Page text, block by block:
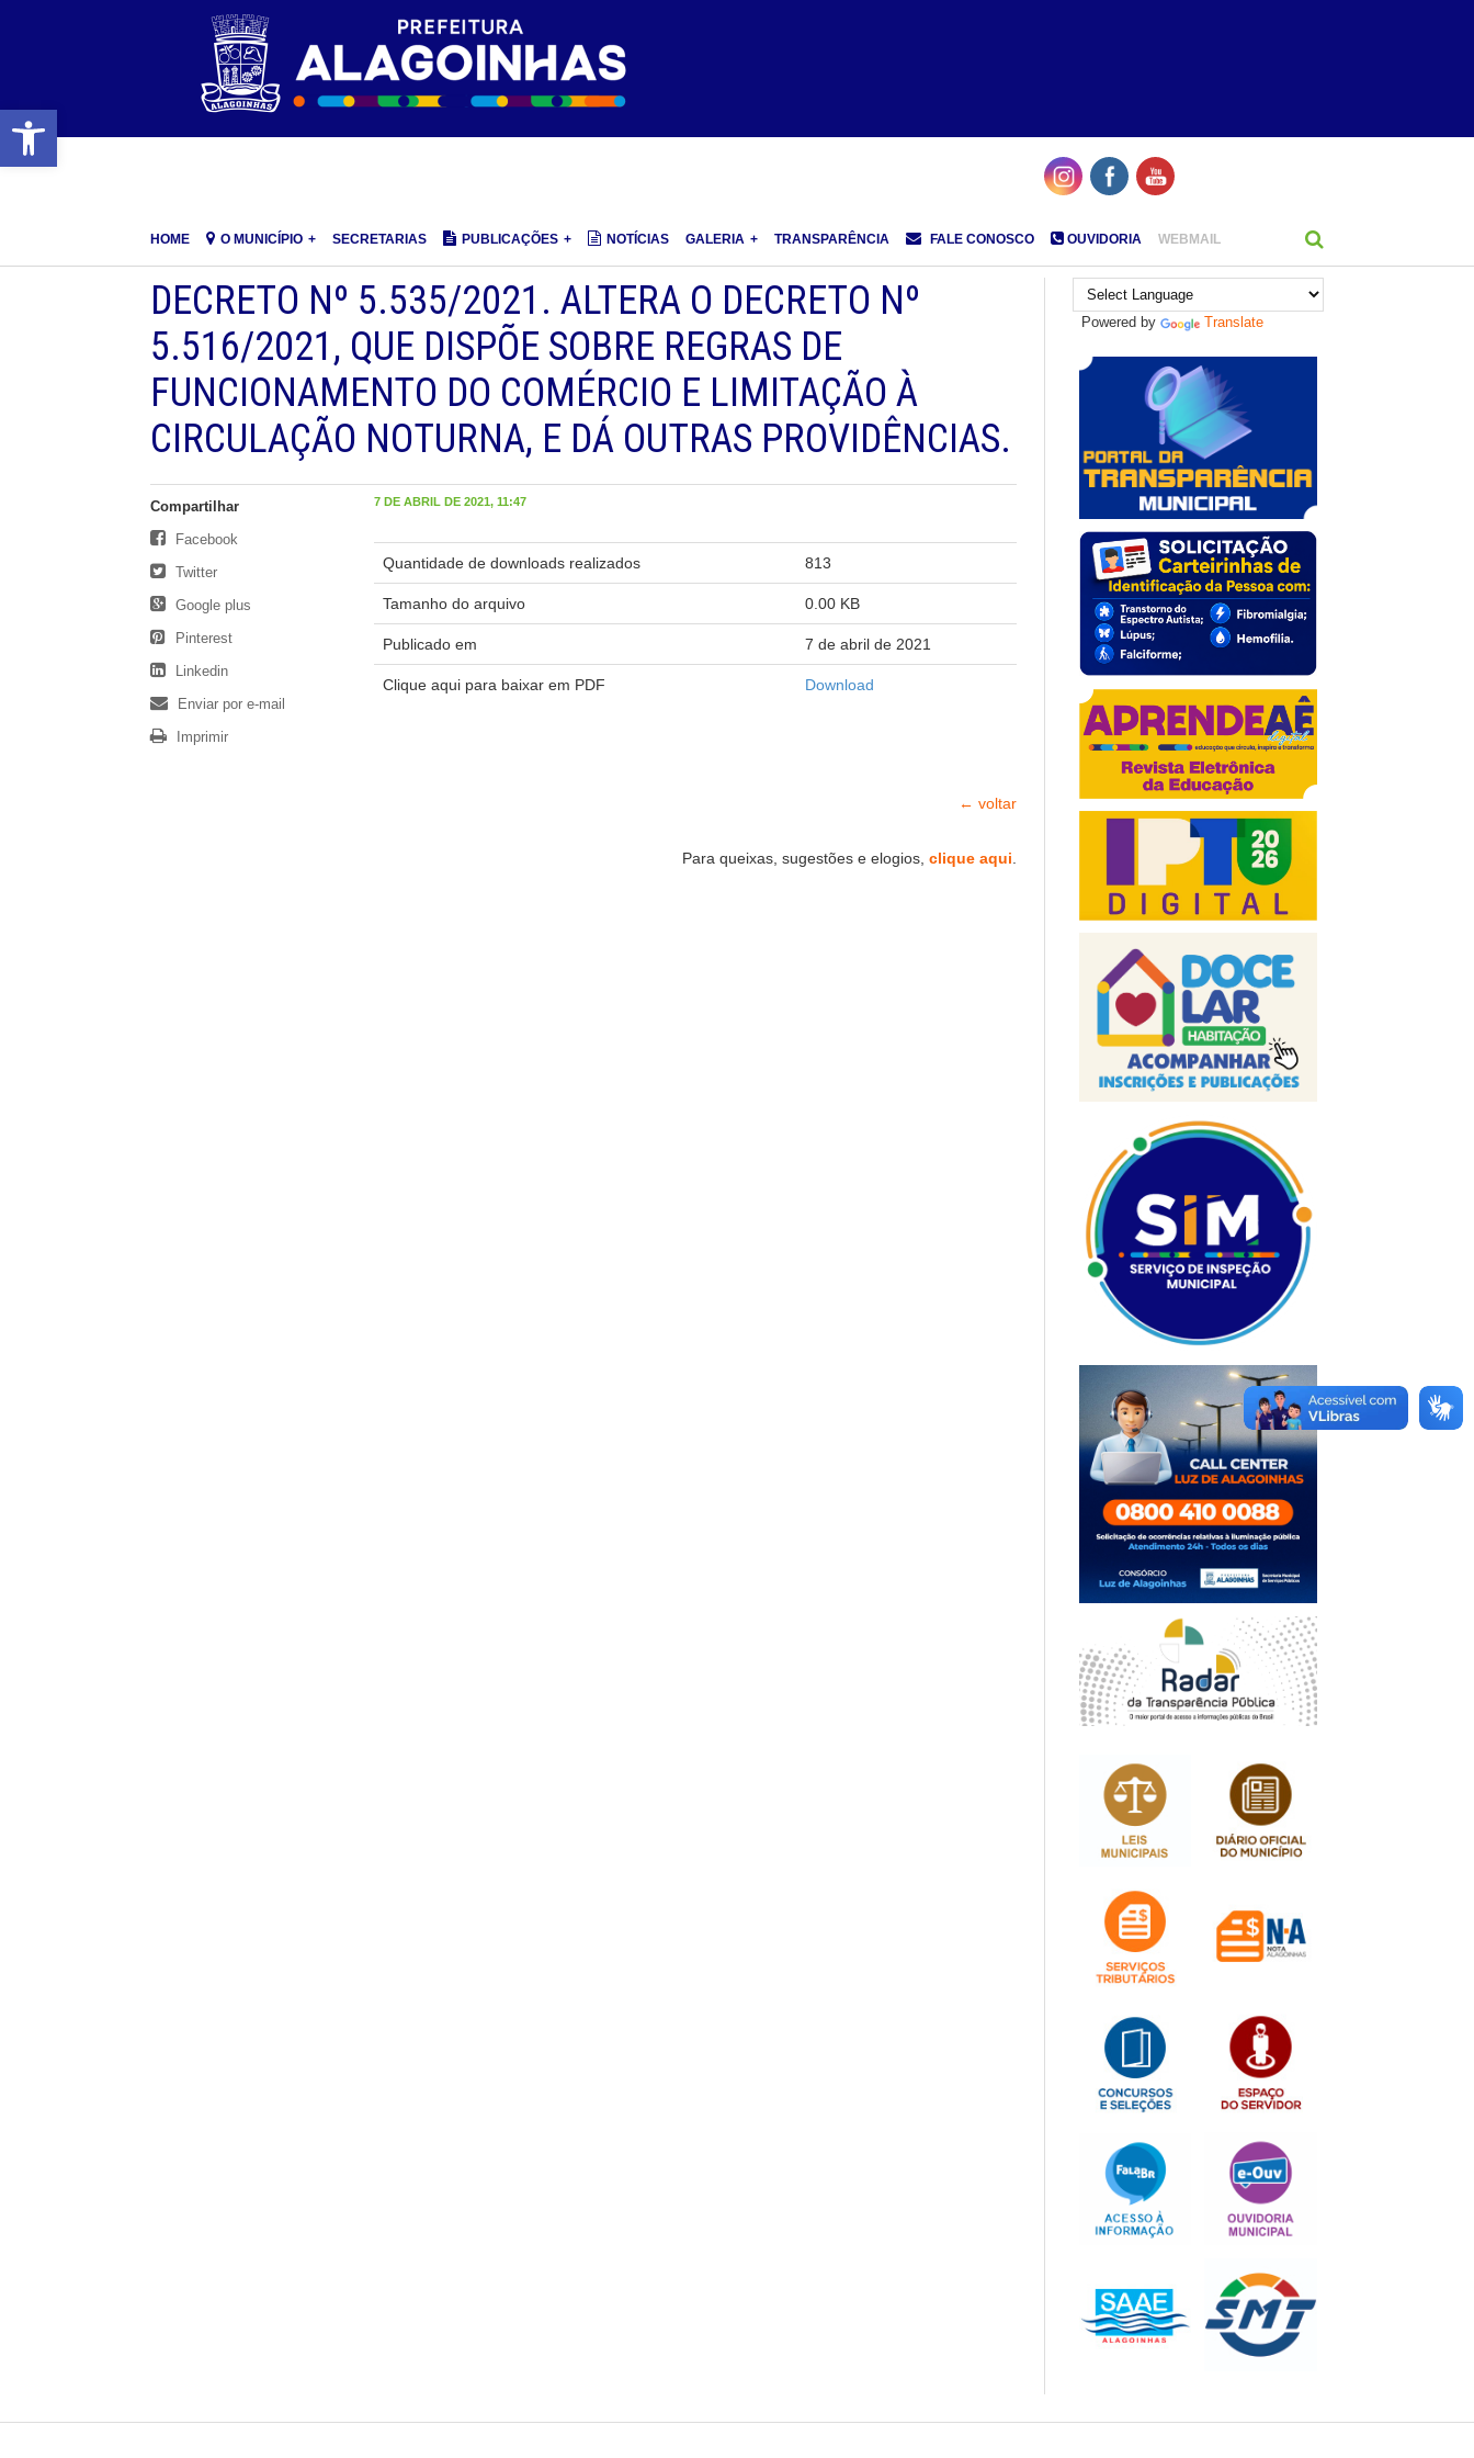
Barra de Ferramentas Aberta
HOME O MUNICÍPIO SECRETARIAS PUBLICAÇÕES NOTÍCIAS GALERIA TRANSPARÊNCIA FALE CONOSCO OUVIDORIA WEBMAIL
DECRETO Nº 5.535/2021. ALTERA O DECRETO Nº
5.516/2021, QUE DISPÕE SOBRE REGRAS DE
FUNCIONAMENTO DO COMÉRCIO E LIMITAÇÃO À
CIRCULAÇÃO NOTURNA, E DÁ OUTRAS PROVIDÊNCIAS.
7 DE ABRIL DE 2021, 11:47
Quantidade de downloads realizados 813
Tamanho do arquivo 0.00 KB
Publicado em 7 de abril de 2021
Clique aqui para baixar em PDF Download
← voltar
Para queixas, sugestões e elogios, clique aqui.
Compartilhar
Facebook
Twitter
Google plus
Pinterest
Linkedin
Enviar por e-mail
Imprimir
Powered by Translate